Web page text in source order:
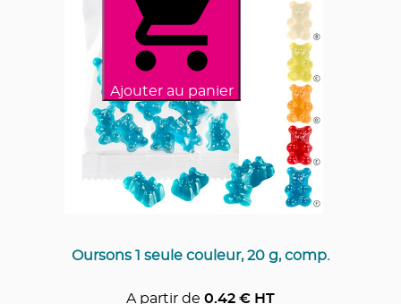
Ajouter au panier
Oursons 1 seule couleur, 20 g, comp.
A partir de 0.42 € HT